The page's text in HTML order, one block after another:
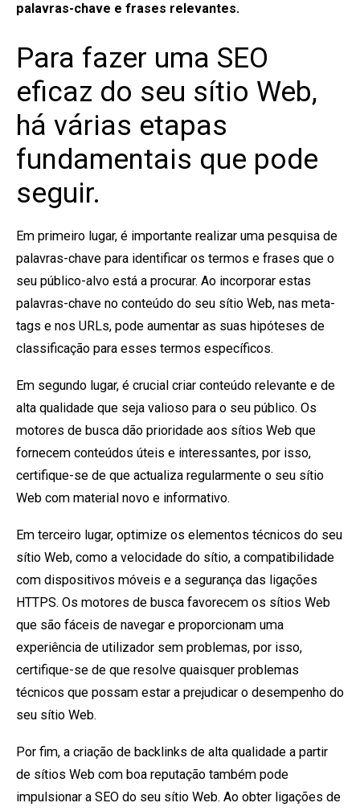
palavras-chave e frases relevantes.
Para fazer uma SEO
eficaz do seu sítio Web,
há várias etapas
fundamentais que pode
seguir.
Em primeiro lugar, é importante realizar uma pesquisa de
palavras-chave para identificar os termos e frases que o
seu público-alvo está a procurar. Ao incorporar estas
palavras-chave no conteúdo do seu sítio Web, nas meta-
tags e nos URLs, pode aumentar as suas hipóteses de
classificação para esses termos específicos.
Em segundo lugar, é crucial criar conteúdo relevante e de
alta qualidade que seja valioso para o seu público. Os
motores de busca dão prioridade aos sítios Web que
fornecem conteúdos úteis e interessantes, por isso,
certifique-se de que actualiza regularmente o seu sítio
Web com material novo e informativo.
Em terceiro lugar, optimize os elementos técnicos do seu
sítio Web, como a velocidade do sítio, a compatibilidade
com dispositivos móveis e a segurança das ligações
HTTPS. Os motores de busca favorecem os sítios Web
que são fáceis de navegar e proporcionam uma
experiência de utilizador sem problemas, por isso,
certifique-se de que resolve quaisquer problemas
técnicos que possam estar a prejudicar o desempenho do
seu sítio Web.
Por fim, a criação de backlinks de alta qualidade a partir
de sítios Web com boa reputação também pode
impulsionar a SEO do seu sítio Web. Ao obter ligações de